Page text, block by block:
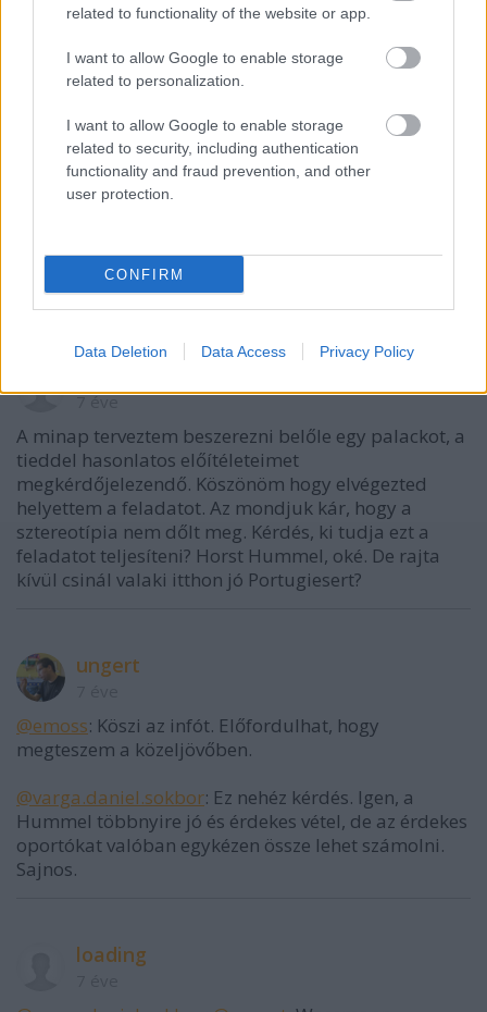
related to functionality of the website or app.
I want to allow Google to enable storage
related to personalization.
I want to allow Google to enable storage
related to security, including authentication
functionality and fraud prevention, and other
user protection.
CONFIRM
Data Deletion Data Access Privacy Policy
VAGY
emoss
Barátom (meg a BT is nyilván) dicsérte a bio-t
(gyümölcsös), érdemes lenne összenézni vele.
7 éve
A minap terveztem beszerezni belőle egy palackot, a
tieddel hasonlatos előítéleteimet
megkérdőjelezendő. Köszönöm hogy elvégezted
helyettem a feladatot. Az mondjuk kár, hogy a
sztereotípia nem dőlt meg. Kérdés, ki tudja ezt a
feladatot teljesíteni? Horst Hummel, oké. De rajta
kívül csinál valaki itthon jó Portugiesert?
ungert
@emoss: Köszi az infót. Előfordulhat, hogy
megteszem a közeljövőben.
@varga.daniel.sokbor: Ez nehéz kérdés. Igen, a
Hummel többnyire jó és érdekes vétel, de az érdekes
oportókat valóban egykézen össze lehet számolni.
Sajnos.
loading